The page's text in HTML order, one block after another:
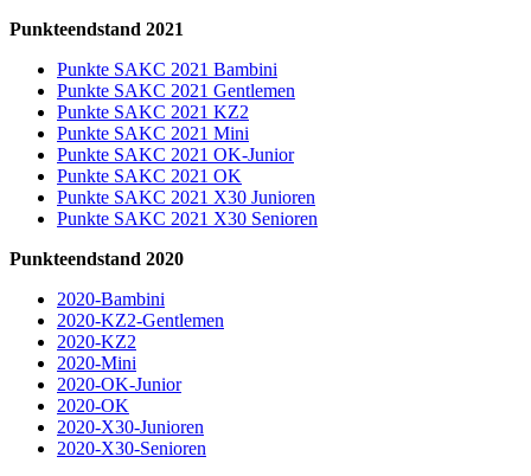
Punkteendstand 2021
Punkte SAKC 2021 Bambini
Punkte SAKC 2021 Gentlemen
Punkte SAKC 2021 KZ2
Punkte SAKC 2021 Mini
Punkte SAKC 2021 OK-Junior
Punkte SAKC 2021 OK
Punkte SAKC 2021 X30 Junioren
Punkte SAKC 2021 X30 Senioren
Punkteendstand 2020
2020-Bambini
2020-KZ2-Gentlemen
2020-KZ2
2020-Mini
2020-OK-Junior
2020-OK
2020-X30-Junioren
2020-X30-Senioren